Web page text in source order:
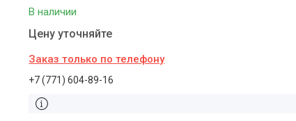
В наличии
Цену уточняйте
Заказ только по телефону
+7 (771) 604-89-16